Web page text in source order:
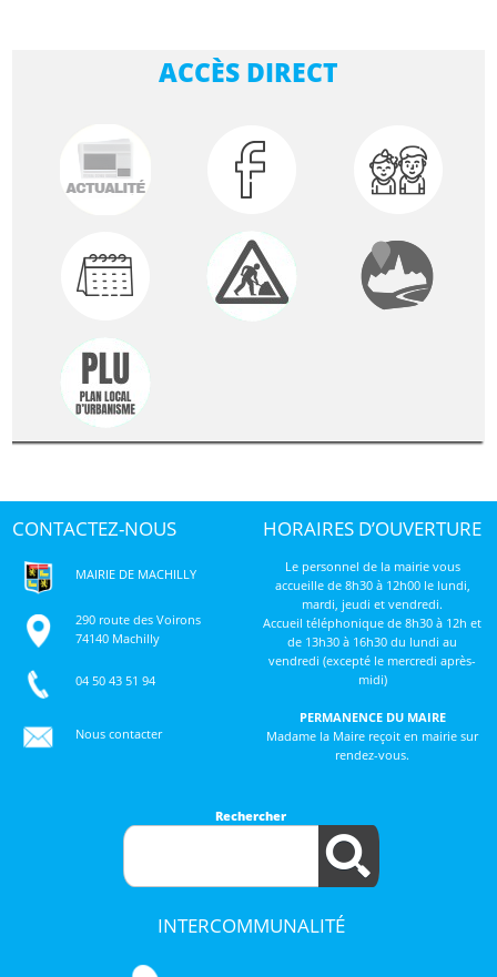
ACCÈS DIRECT
CONTACTEZ-NOUS
MAIRIE DE MACHILLY
290 route des Voirons
74140 Machilly
04 50 43 51 94
Nous contacter
HORAIRES D’OUVERTURE
Le personnel de la mairie vous
accueille de 8h30 à 12h00 le lundi,
mardi, jeudi et vendredi.
Accueil téléphonique de 8h30 à 12h et
de 13h30 à 16h30 du lundi au
vendredi (excepté le mercredi après-
midi)
PERMANENCE DU MAIRE
Madame la Maire reçoit en mairie sur
rendez-vous.
Rechercher
INTERCOMMUNALITÉ